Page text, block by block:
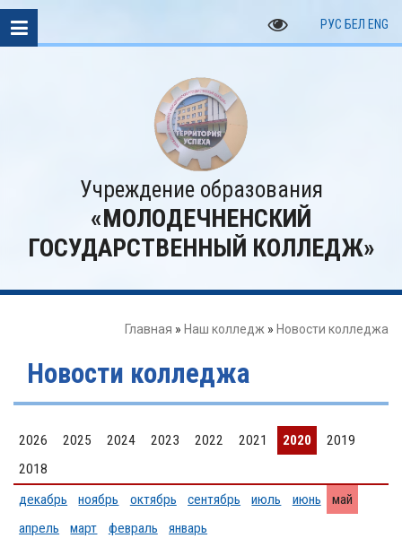
РУС БЕЛ ENG
Учреждение образования
«МОЛОДЕЧНЕНСКИЙ
ГОСУДАРСТВЕННЫЙ КОЛЛЕДЖ»
Главная » Наш колледж » Новости колледжа
Новости колледжа
2026 2025 2024 2023 2022 2021 2020
2019
2018
декабрь
ноябрь октябрь сентябрь июль июнь
май
апрель
март февраль январь